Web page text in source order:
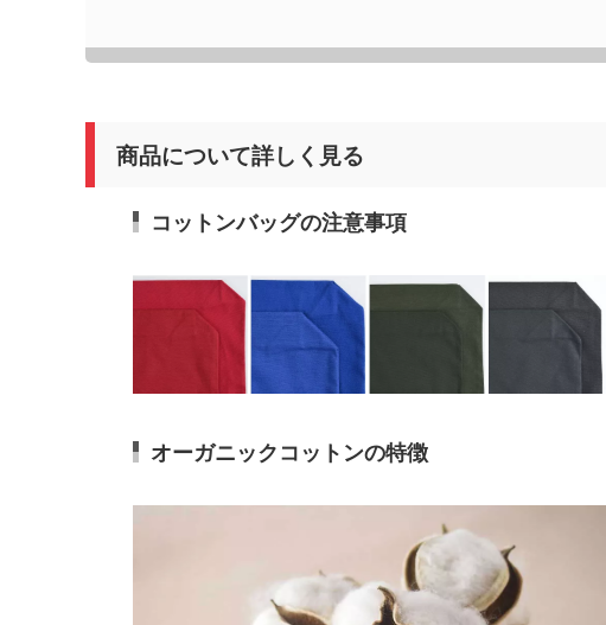
商品について詳しく見る
コットンバッグの注意事項
オーガニックコットンの特徴